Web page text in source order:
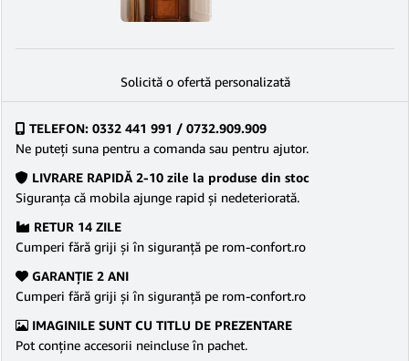
Solicită o ofertă personalizată
TELEFON: 0332 441 991 / 0732.909.909
Ne puteţi suna pentru a comanda sau pentru ajutor.
LIVRARE RAPIDĂ 2-10 zile la produse din stoc
Siguranţa că mobila ajunge rapid şi nedeteriorată.
RETUR 14 ZILE
Cumperi fără griji şi în siguranţă pe rom-confort.ro
GARANŢIE 2 ANI
Cumperi fără griji şi în siguranţă pe rom-confort.ro
IMAGINILE SUNT CU TITLU DE PREZENTARE
Pot conține accesorii neincluse în pachet.